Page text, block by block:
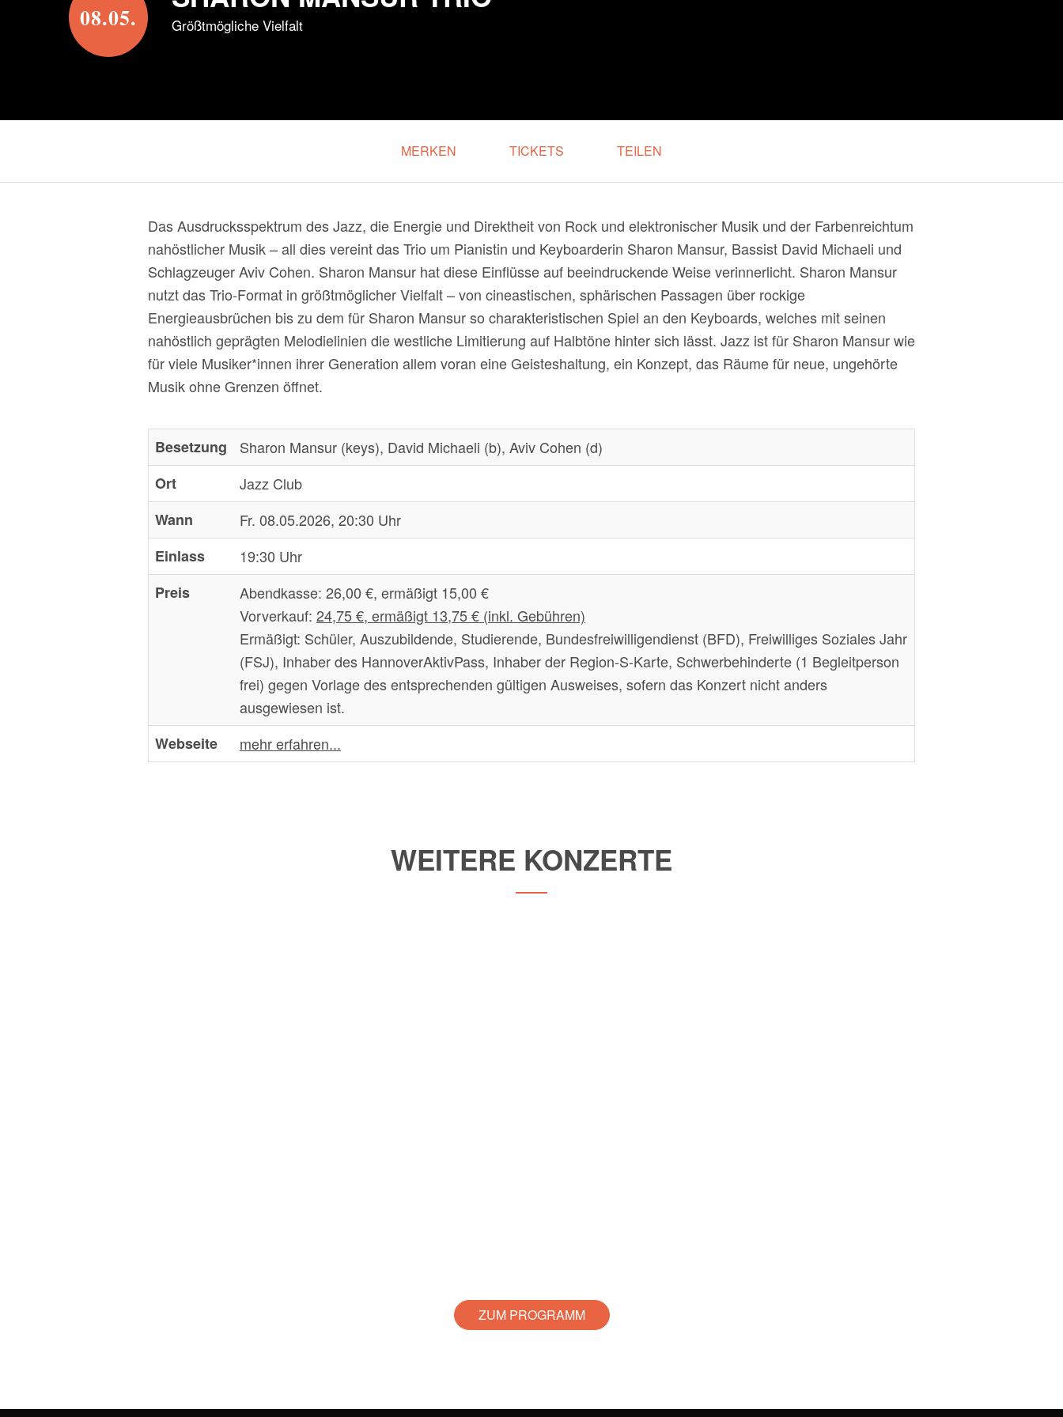
08.05. Größtmögliche Vielfalt
MERKEN TICKETS TEILEN
Das Ausdrucksspektrum des Jazz, die Energie und Direktheit von Rock und elektronischer Musik und der Farbenreichtum
nahöstlicher Musik – all dies vereint das Trio um Pianistin und Keyboarderin Sharon Mansur, Bassist David Michaeli und
Schlagzeuger Aviv Cohen. Sharon Mansur hat diese Einflüsse auf beeindruckende Weise verinnerlicht. Sharon Mansur
nutzt das Trio-Format in größtmöglicher Vielfalt – von cineastischen, sphärischen Passagen über rockige
Energieausbrüchen bis zu dem für Sharon Mansur so charakteristischen Spiel an den Keyboards, welches mit seinen
nahöstlich geprägten Melodielinien die westliche Limitierung auf Halbtöne hinter sich lässt. Jazz ist für Sharon Mansur wie
für viele Musiker*innen ihrer Generation allem voran eine Geisteshaltung, ein Konzept, das Räume für neue, ungehörte
Musik ohne Grenzen öffnet.
Besetzung
Sharon Mansur (keys), David Michaeli (b), Aviv Cohen (d)
Ort
Jazz Club
Wann
Fr. 08.05.2026, 20:30 Uhr
Einlass
19:30 Uhr
Preis
Abendkasse: 26,00 €, ermäßigt 15,00 €
Vorverkauf: 24,75 €, ermäßigt 13,75 € (inkl. Gebühren)
Ermäßigt: Schüler, Auszubildende, Studierende, Bundesfreiwilligendienst (BFD), Freiwilliges Soziales Jahr
(FSJ), Inhaber des HannoverAktivPass, Inhaber der Region-S-Karte, Schwerbehinderte (1 Begleitperson
frei) gegen Vorlage des entsprechenden gültigen Ausweises, sofern das Konzert nicht anders
ausgewiesen ist.
Webseite
mehr erfahren...
WEITERE KONZERTE
ZUM PROGRAMM